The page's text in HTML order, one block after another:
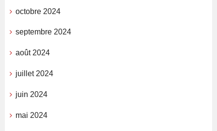
octobre 2024
septembre 2024
août 2024
juillet 2024
juin 2024
mai 2024